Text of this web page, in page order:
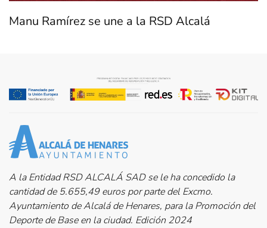
Manu Ramírez se une a la RSD Alcalá
A la Entidad RSD ALCALÁ SAD se le ha concedido la
cantidad de 5.655,49 euros por parte del Excmo.
Ayuntamiento de Alcalá de Henares, para la Promoción del
Deporte de Base en la ciudad. Edición 2024